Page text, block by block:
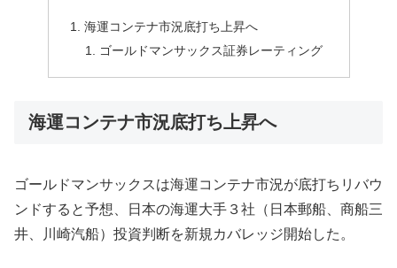
海運コンテナ市況底打ち上昇へ
ゴールドマンサックス証券レーティング
海運コンテナ市況底打ち上昇へ
ゴールドマンサックスは海運コンテナ市況が底打ちリバウ
ンドすると予想、日本の海運大手３社（日本郵船、商船三
井、川崎汽船）投資判断を新規カバレッジ開始した。